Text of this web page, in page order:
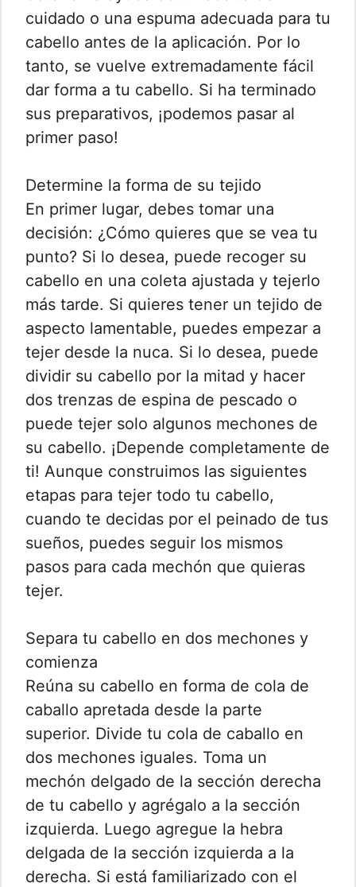
cuidado o una espuma adecuada para tu
cabello antes de la aplicación. Por lo
tanto, se vuelve extremadamente fácil
dar forma a tu cabello. Si ha terminado
sus preparativos, ¡podemos pasar al
primer paso!
Determine la forma de su tejido
En primer lugar, debes tomar una
decisión: ¿Cómo quieres que se vea tu
punto? Si lo desea, puede recoger su
cabello en una coleta ajustada y tejerlo
más tarde. Si quieres tener un tejido de
aspecto lamentable, puedes empezar a
tejer desde la nuca. Si lo desea, puede
dividir su cabello por la mitad y hacer
dos trenzas de espina de pescado o
puede tejer solo algunos mechones de
su cabello. ¡Depende completamente de
ti! Aunque construimos las siguientes
etapas para tejer todo tu cabello,
cuando te decidas por el peinado de tus
sueños, puedes seguir los mismos
pasos para cada mechón que quieras
tejer.
Separa tu cabello en dos mechones y
comienza
Reúna su cabello en forma de cola de
caballo apretada desde la parte
superior. Divide tu cola de caballo en
dos mechones iguales. Toma un
mechón delgado de la sección derecha
de tu cabello y agrégalo a la sección
izquierda. Luego agregue la hebra
delgada de la sección izquierda a la
derecha. Si está familiarizado con el